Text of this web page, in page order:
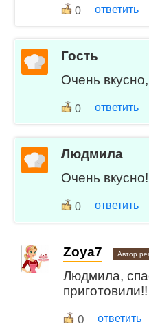
0 ответить
Гость
Очень
0 ответить
Людмила
Очень
0 ответить
Zoya7 Автор
Людмила,
0 ответить